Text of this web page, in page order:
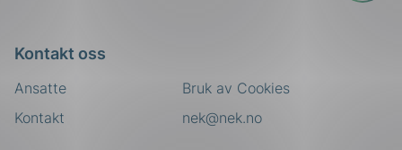
Kontakt oss
Ansatte
nek@nek.no
Kontakt
Bruk av Cookies